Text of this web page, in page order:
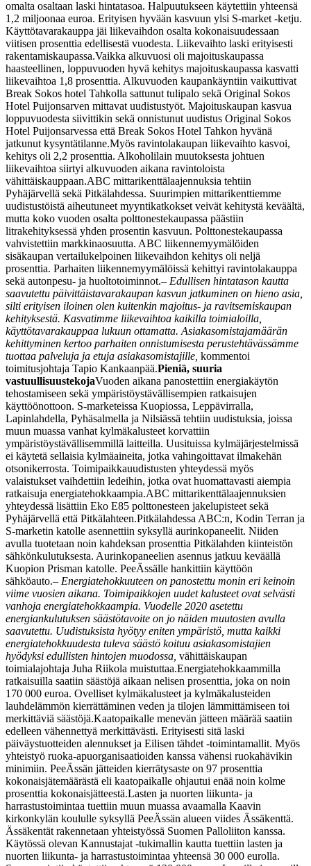
omalta osaltaan laski hintatasoa. Halpuutukseen käytettiin yhteensä
1,2 miljoonaa euroa. Erityisen hyvään kasvuun ylsi S-market -ketju.
Käyttötavarakauppa jäi liikevaihdon osalta kokonaisuudessaan
viitisen prosenttia edellisestä vuodesta. Liikevaihto laski erityisesti
rakentamiskaupassa.Vaikka alkuvuosi oli majoituskaupassa
haasteellinen, loppuvuoden hyvä kehitys majoituskaupassa kasvatti
liikevaihtoa 1,8 prosenttia. Alkuvuoden kaupankäyntiin vaikuttivat
Break Sokos hotel Tahkolla sattunut tulipalo sekä Original Sokos
Hotel Puijonsarven mittavat uudistustyöt. Majoituskaupan kasvua
loppuvuodesta siivittikin sekä onnistunut uudistus Original Sokos
Hotel Puijonsarvessa että Break Sokos Hotel Tahkon hyvänä
jatkunut kysyntätilanne.Myös ravintolakaupan liikevaihto kasvoi,
kehitys oli 2,2 prosenttia. Alkoholilain muutoksesta johtuen
liikevaihtoa siirtyi alkuvuoden aikana ravintoloista
vähittäiskauppaan.ABC mittarikenttälaajennuksia tehtiin
Pyhäjärvellä sekä Pitkälahdessa. Suurimpien mittarikenttiemme
uudistustöistä aiheutuneet myyntikatkokset veivät kehitystä keväältä,
mutta koko vuoden osalta polttonestekaupassa päästiin
litrakehityksessä yhden prosentin kasvuun. Polttonestekaupassa
vahvistettiin markkinaosuutta. ABC liikennemyymälöiden
sisäkaupan vertailukelpoinen liikevaihdon kehitys oli neljä
prosenttia. Parhaiten liikennemyymälöissä kehittyi ravintolakauppa
sekä autonpesu- ja huoltotoiminnot.– Edullisen hintatason kautta
saavutettu päivittäistavarakaupan kasvun jatkuminen on hieno asia,
silti erityisen iloinen olen kuitenkin majoitus- ja ravitsemiskaupan
kehityksestä. Kasvatimme liikevaihtoa kaikilla toimialoilla,
käyttötavarakauppaa lukuun ottamatta. Asiakasomistajamäärän
kehittyminen kertoo parhaiten onnistumisesta perustehtävässämme
tuottaa palveluja ja etuja asiakasomistajille, kommentoi
toimitusjohtaja Tapio Kankaanpää.Pieniä, suuria
vastuullisuustekojaVuoden aikana panostettiin energiakäytön
tehostamiseen sekä ympäristöystävällisempien ratkaisujen
käyttöönottoon. S-marketeissa Kuopiossa, Leppävirralla,
Lapinlahdella, Pyhäsalmella ja Nilsiässä tehtiin uudistuksia, joissa
muun muassa vanhat kylmäkalusteet korvattiin
ympäristöystävällisemmillä laitteilla. Uusituissa kylmäjärjestelmissä
ei käytetä sellaisia kylmäaineita, jotka vahingoittavat ilmakehän
otsonikerrosta. Toimipaikkauudistusten yhteydessä myös
valaistukset vaihdettiin ledeihin, jotka ovat huomattavasti aiempia
ratkaisuja energiatehokkaampia.ABC mittarikenttälaajennuksien
yhteydessä lisättiin Eko E85 polttonesteen jakelupisteet sekä
Pyhäjärvellä että Pitkälahteen.Pitkälahdessa ABC:n, Kodin Terran ja
S-marketin katolle asennettiin syksyllä aurinkopaneelit. Niiden
avulla tuotetaan noin kahdeksan prosenttia Pitkälahden kiinteistön
sähkönkulutuksesta. Aurinkopaneelien asennus jatkuu keväällä
Kuopion Prisman katolle. PeeÄssälle hankittiin käyttöön
sähköauto.– Energiatehokkuuteen on panostettu monin eri keinoin
viime vuosien aikana. Toimipaikkojen uudet kalusteet ovat selvästi
vanhoja energiatehokkaampia. Vuodelle 2020 asetettu
energiankulutuksen säästötavoite on jo näiden muutosten avulla
saavutettu. Uudistuksista hyötyy eniten ympäristö, mutta kaikki
energiatehokkuudesta tuleva säästö koituu asiakasomistajien
hyödyksi edullisten hintojen muodossa, vähittäiskaupan
toimialajohtaja Juha Riikola muistuttaa.Energiatehokkaammilla
ratkaisuilla saatiin säästöjä aikaan nelisen prosenttia, joka on noin
170 000 euroa. Ovelliset kylmäkalusteet ja kylmäkalusteiden
lauhdelämmön kierrättäminen veden ja tilojen lämmittämiseen toi
merkittäviä säästöjä.Kaatopaikalle menevän jätteen määrää saatiin
edelleen vähennettyä merkittävästi. Erityisesti sitä laski
päiväystuotteiden alennukset ja Eilisen tähdet -toimintamallit. Myös
yhteistyö ruoka-apuorganisaatioiden kanssa vähensi ruokahävikin
minimiin. PeeÄssän jätteiden kierrätysaste on 97 prosenttia
kokonaisjätemäärästä eli kaatopaikalle ohjautui enää noin kolme
prosenttia kokonaisjätteestä.Lasten ja nuorten liikunta- ja
harrastustoimintaa tuettiin muun muassa avaamalla Kaavin
kirkonkylän koululle syksyllä PeeÄssän alueen viides Ässäkenttä.
Ässäkentät rakennetaan yhteistyössä Suomen Palloliiton kanssa.
Käytössä olevan Kannustajat -tukimallin kautta tuettiin lasten ja
nuorten liikunta- ja harrastustoimintaa yhteensä 30 000 eurolla.